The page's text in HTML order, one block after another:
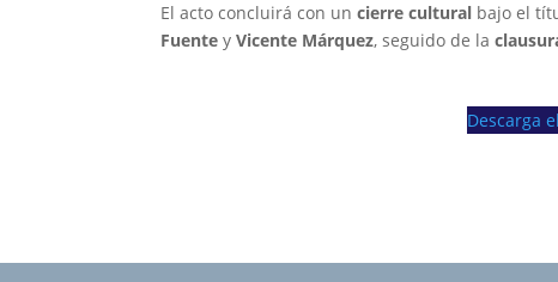
El acto concluirá con uncierre cultural bajo el
Fuente yVicente Márquez, seguido de la
Descarga